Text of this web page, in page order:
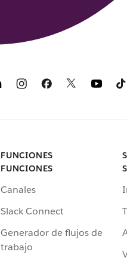
FUNCIONES
FUNCIONES
Canales
Slack Connect
Generador de flujos de
trabajo